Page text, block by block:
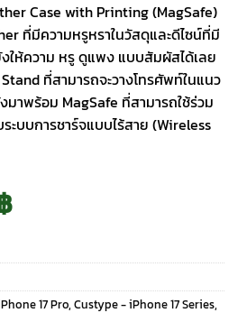
Case with Printing (MagSafe)
ที่มีความหรูหราในวัสดุและดีไซน์ที่มี
ห้ความ หรู ดูแพง แบบสัมผัสได้เลย
ที่สามารถจะวางโทรศัพท์ในแนว
าพร้อม MagSafe ที่สามารถใช้ร่วม
บบการชาร์จแบบไร้สาย (Wireless
Current
price
17 Pro, Custype - iPhone 17 Series,